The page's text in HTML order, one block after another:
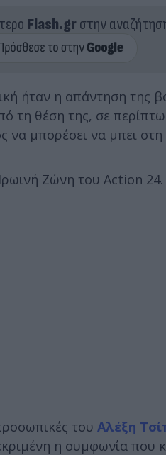
Flash.grστην
ήταν η απάντηση της
τη θέση της, σε
να μπορέσει να μπει
Ζώνη του Action 24.
του Αλέξη
η συμφωνία που